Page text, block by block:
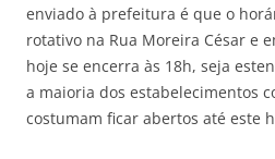
enviado à prefeitura é que o
rotativo na Rua Moreira César e
hoje se encerra às 18h, seja
a maioria dos estabelecimentos
costumam ficar abertos até este